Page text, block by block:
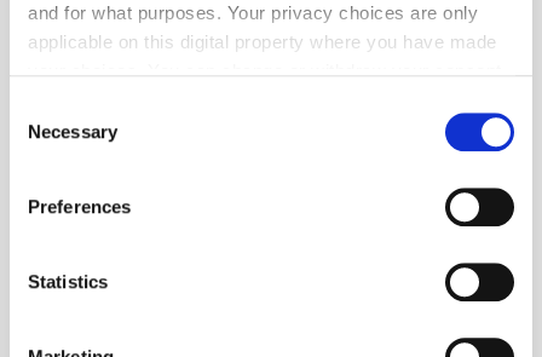
and for what purposes. Your privacy choices are only
applicable on this digital property where you have made
the Privacy trigger icon.
Collect information about your geographical location
Identify your device by actively scanning it for
Find out more about how your personal data is processed
Selection
Necessary
Preferences
Statistics
Foto: © dolgachov/123RF.com